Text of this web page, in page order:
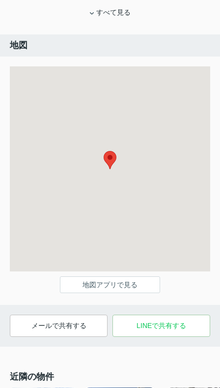
すべて見る
地図
地図アプリで見る
メールで共有する LINEで共有する
近隣の物件